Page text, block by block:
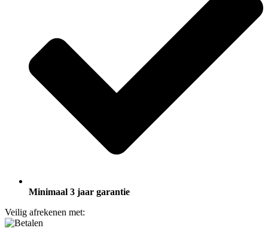
Minimaal 3 jaar garantie
Veilig afrekenen met: